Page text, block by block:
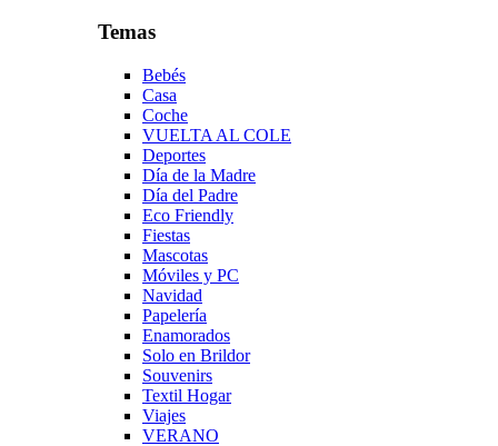
Temas
Bebés
Casa
Coche
VUELTA AL COLE
Deportes
Día de la Madre
Día del Padre
Eco Friendly
Fiestas
Mascotas
Móviles y PC
Navidad
Papelería
Enamorados
Solo en Brildor
Souvenirs
Textil Hogar
Viajes
VERANO